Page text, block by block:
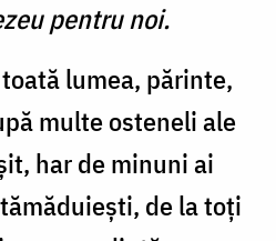
pentru noi.
lumea, părinte,
multe osteneli ale
har de minuni ai
de la toţi